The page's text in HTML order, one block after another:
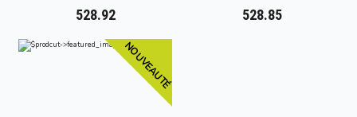
528.92 528.85
NOUVEAUTÉ